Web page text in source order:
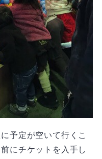
予定が空いて行くこ
にチケットを入手し